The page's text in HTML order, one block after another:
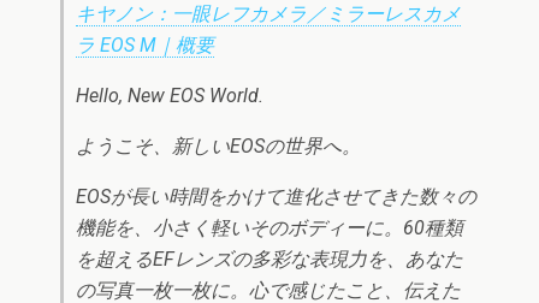
キヤノン：一眼レフカメラ／ミラーレスカメ
ラ EOS M｜概要
Hello, New EOS World.
ようこそ、新しいEOSの世界へ。
EOSが長い時間をかけて進化させてきた数々の
機能を、小さく軽いそのボディーに。60種類
を超えるEFレンズの多彩な表現力を、あなた
の写真一枚一枚に。心で感じたこと、伝えた